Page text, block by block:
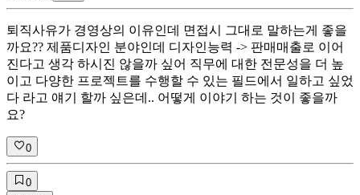
퇴직사유가 경영상의 이유인데 면접시 그대로 말하는게 좋을
까요?? 제품디자인 분야인데 디자인능력 -> 판매매출로 이어
진다고 생각 하시진 않을까 싶어 직무에 대한 전문성을 더 높
이고 다양한 프로젝트를 수행할 수 있는 필드에서 일하고 싶었
다 라고 얘기 할까 싶은데.. 어떻게 이야기 하는 것이 좋을까
요?
0
0